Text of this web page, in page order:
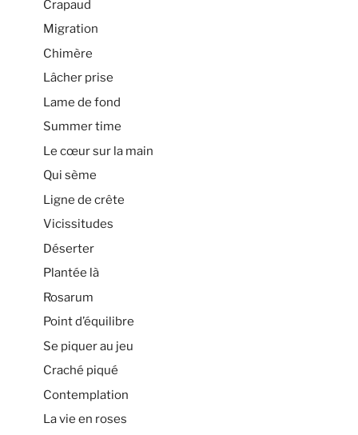
Crapaud
Migration
Chimère
Lâcher prise
Lame de fond
Summer time
Le cœur sur la main
Qui sème
Ligne de crête
Vicissitudes
Déserter
Plantée là
Rosarum
Point d’équilibre
Se piquer au jeu
Craché piqué
Contemplation
La vie en roses